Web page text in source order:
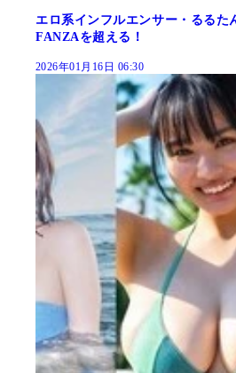
エロ系インフルエンサー・るる
FANZAを超える！
2026年01月16日 06:30